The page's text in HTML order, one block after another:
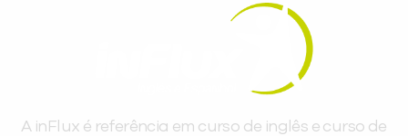
A inFlux é referência em curso de inglês e curso de